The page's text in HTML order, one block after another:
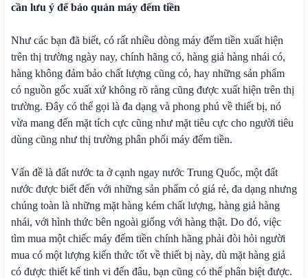
cần lưu ý để bảo quản máy đếm tiền
Như các bạn đã biết, có rất nhiều dòng máy đếm tiền xuất hiện
trên thị trường ngày nay, chính hãng có, hàng giả hàng nhái có,
hàng không đảm bảo chất lượng cũng có, hay những sản phẩm
có nguồn gốc xuất xứ không rõ ràng cũng được xuất hiện trên thị
trường. Đây có thể gọi là đa dạng và phong phú về thiết bị, nó
vừa mang đến mặt tích cực cũng như mặt tiêu cực cho người tiêu
dùng cũng như thị trường phân phối máy đếm tiền.
Vấn đề là đất nước ta ở cạnh ngay nước Trung Quốc, một đất
nước được biết đến với những sản phẩm có giá rẻ, đa dạng nhưng
chúng toàn là những mặt hàng kém chất lượng, hàng giả hàng
nhái, với hình thức bên ngoài giống với hàng thật. Do đó, việc
tìm mua một chiếc máy đếm tiền chính hãng phải đòi hỏi người
mua có một lượng kiến thức tốt về thiết bị này, dù mặt hàng giả
có được thiết kế tinh vi đến đâu, bạn cũng có thể phân biệt được.